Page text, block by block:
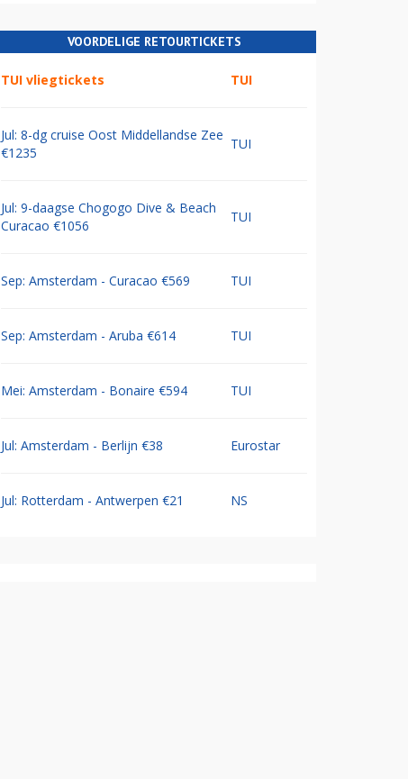
VOORDELIGE RETOURTICKETS
TUI vliegtickets TUI
Jul: 8-dg cruise Oost Middellandse Zee
€1235
TUI
Jul: 9-daagse Chogogo Dive & Beach
Curacao €1056
TUI
Sep: Amsterdam - Curacao €569 TUI
Sep: Amsterdam - Aruba €614 TUI
Mei: Amsterdam - Bonaire €594 TUI
Jul: Amsterdam - Berlijn €38 Eurostar
Jul: Rotterdam - Antwerpen €21 NS